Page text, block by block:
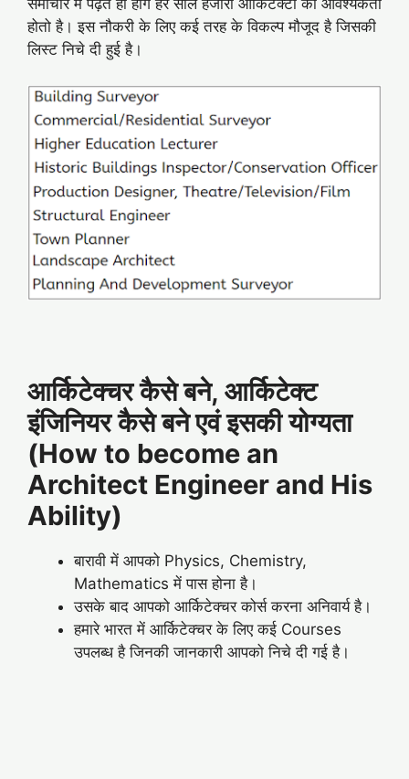
समाचार में पढ़ते ही होंगे हर साल हजारो आर्किटेक्टो की आवश्यकता
होतो है। इस नौकरी के लिए कई तरह के विकल्प मौजूद है जिसकी
लिस्ट निचे दी हुई है।
आर्किटेक्चर कैसे बने, आर्किटेक्ट
इंजिनियर कैसे बने एवं इसकी योग्यता
(How to become an
Architect Engineer and His
Ability)
बारावी में आपको Physics, Chemistry,
Mathematics में पास होना है।
उसके बाद आपको आर्किटेक्चर कोर्स करना अनिवार्य है।
हमारे भारत में आर्किटेक्चर के लिए कई Courses
उपलब्ध है जिनकी जानकारी आपको निचे दी गई है।